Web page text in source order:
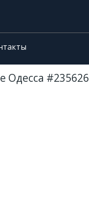
Одесса #235626